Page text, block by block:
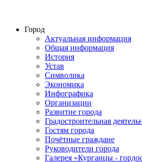
Город
Актуальная информация
Общая информация
История
Устав
Символика
Экономика
Инфографика
Организации
Развитие города
Градостроительная
Гостям города
Почётные граждане
Руководители города
Галерея «Курганцы -